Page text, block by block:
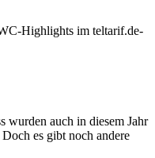
Highlights im teltarif.de-
wurden auch in diesem Jahr
es gibt noch andere